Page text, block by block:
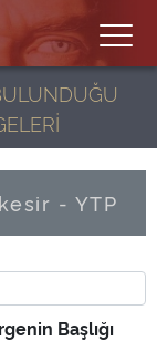
- YTP
Başlığı